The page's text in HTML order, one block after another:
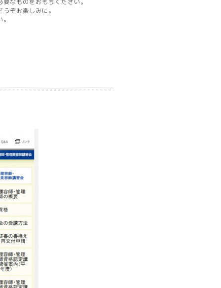
なものをおもちください。
ぞお楽しみに。